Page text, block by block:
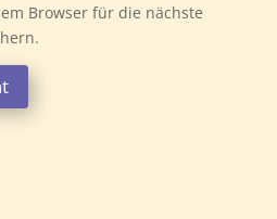
Browser für die nächste